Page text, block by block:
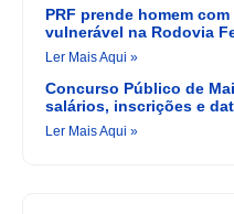
PRF prende homem
vulnerável na Rodovia
Ler Mais Aqui »
Concurso Público de
salários, inscrições e
Ler Mais Aqui »